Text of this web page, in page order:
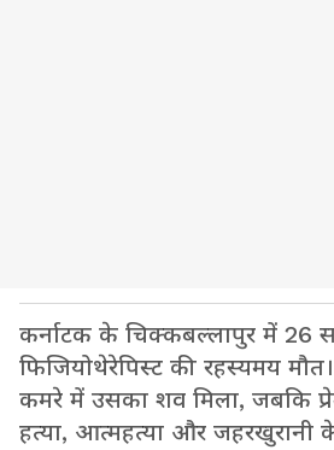
कर्नाटक के चिक्कबल्लापुर में 26
फिजियोथेरेपिस्ट की रहस्यमय
कमरे में उसका शव मिला, जबकि
हत्या, आत्महत्या और